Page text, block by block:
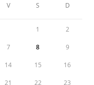
V S D
1 2
7 8 9
14 15 16
21 22 23